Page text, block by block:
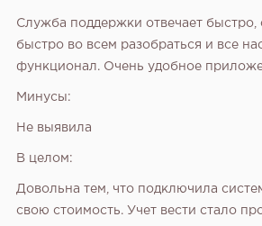
Служба поддержки отвечает быстро,
быстро во всем разобраться и все
функционал. Очень удобное
Минусы:
Не выявила
В целом:
Довольна тем, что подключила
свою стоимость. Учет вести стало